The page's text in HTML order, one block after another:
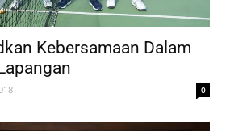
Kebersamaan Dalam
0